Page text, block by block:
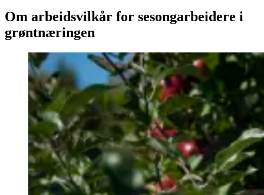
Om arbeidsvilkår for sesongarbeidere i
grøntnæringen